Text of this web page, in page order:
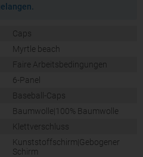
Caps
Myrtle beach
Faire Arbeitsbedingungen
6-Panel
Baseball-Caps
Baumwolle|100% Baumwolle
Klettverschluss
Kunststoffschirm|Gebogener
Schirm